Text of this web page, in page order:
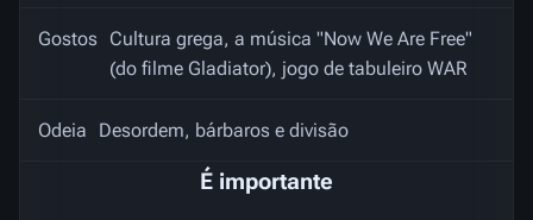
Gostos
Cultura grega, a música "Now We Are Free"
(do filme Gladiator), jogo de tabuleiro WAR
Odeia Desordem, bárbaros e divisão
É importante